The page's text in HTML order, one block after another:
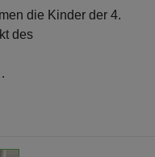
die Kinder der 4.
des